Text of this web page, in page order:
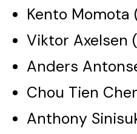
Kento Momota
Viktor Axelsen
Anders
Chou Tien
Anthony